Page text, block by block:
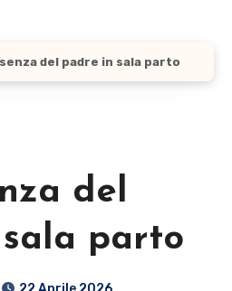
del padre in sala parto
del
parto